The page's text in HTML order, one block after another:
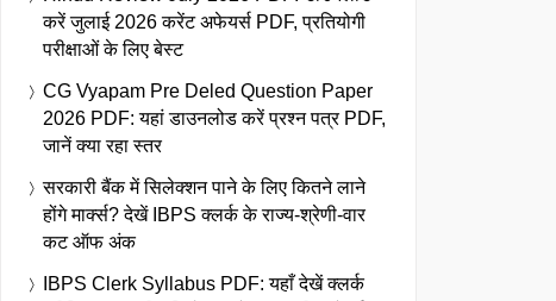
करें जुलाई 2026 करेंट अफेयर्स PDF, प्रतियोगी
परीक्षाओं के लिए बेस्ट
CG Vyapam Pre Deled Question Paper
2026 PDF: यहां डाउनलोड करें प्रश्न पत्र PDF,
जानें क्या रहा स्तर
सरकारी बैंक में सिलेक्शन पाने के लिए कितने लाने
होंगे मार्क्स? देखें IBPS क्लर्क के राज्य-श्रेणी-वार
कट ऑफ अंक
IBPS Clerk Syllabus PDF: यहाँ देखें क्लर्क